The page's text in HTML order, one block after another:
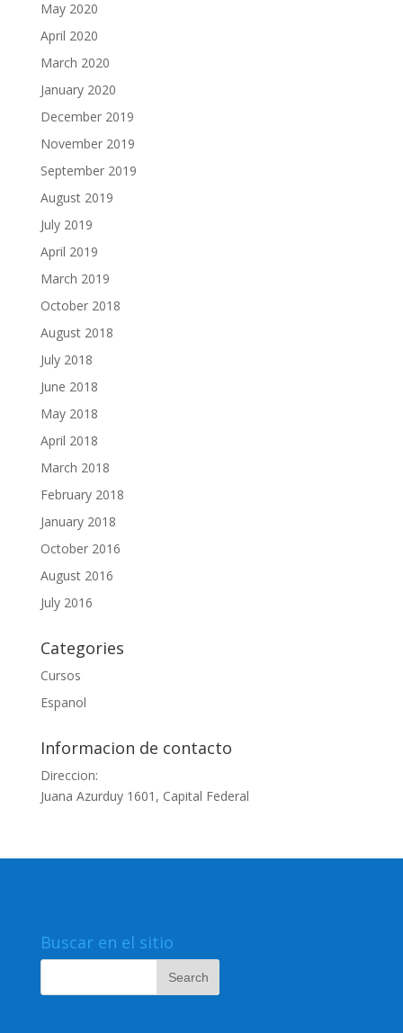
May 2020
April 2020
March 2020
January 2020
December 2019
November 2019
September 2019
August 2019
July 2019
April 2019
March 2019
October 2018
August 2018
July 2018
June 2018
May 2018
April 2018
March 2018
February 2018
January 2018
October 2016
August 2016
July 2016
Categories
Cursos
Espanol
Informacion de contacto
Direccion:
Juana Azurduy 1601, Capital Federal
Buscar en el sitio